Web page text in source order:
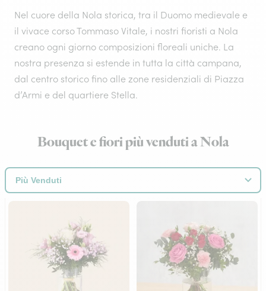
Nel cuore della Nola storica, tra il Duomo medievale e
il vivace corso Tommaso Vitale, i nostri fioristi a Nola
creano ogni giorno composizioni floreali uniche. La
nostra presenza si estende in tutta la città campana,
dal centro storico fino alle zone residenziali di Piazza
d’Armi e del quartiere Stella.
Bouquet e fiori più venduti a Nola